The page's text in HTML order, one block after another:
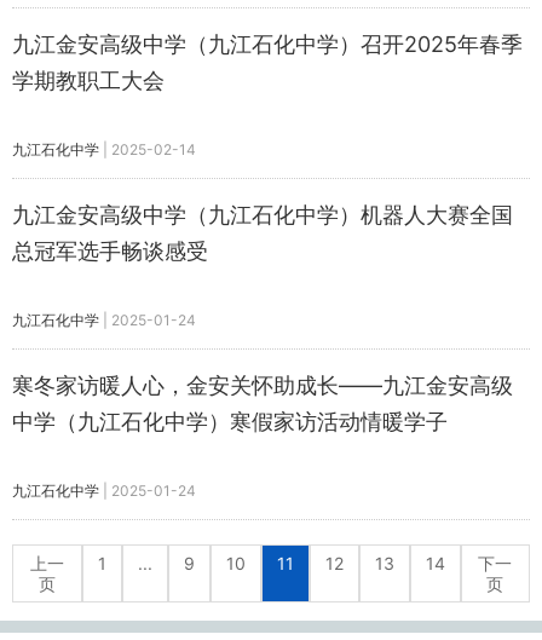
九江金安高级中学（九江石化中学）召开2025年春季
学期教职工大会
九江石化中学 2025-02-14
九江金安高级中学（九江石化中学）机器人大赛全国
总冠军选手畅谈感受
九江石化中学 2025-01-24
寒冬家访暖人心，金安关怀助成长——九江金安高级
中学（九江石化中学）寒假家访活动情暖学子
九江石化中学 2025-01-24
上一
页
1 ... 9 10 11 12 13 14
下一
页